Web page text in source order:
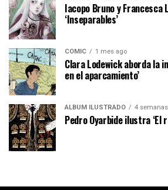
Iacopo Bruno y Francesca
‘Inseparables’
CÓMIC 1 mes ago
Clara Lodewick aborda la
en el aparcamiento’
ÁLBUM ILUSTRADO 4
Pedro Oyarbide ilustra ‘El